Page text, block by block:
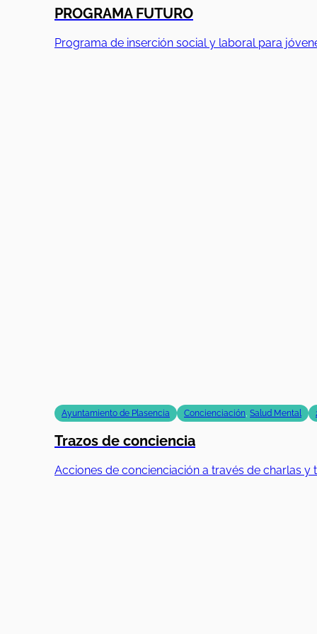
PROGRAMA FUTURO
Programa de inserción social y laboral para
Ayuntamiento de Plasencia Concienciación, Salud Mental
Trazos de conciencia
Acciones de concienciación a través de charlas